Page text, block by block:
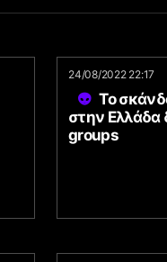
24/08/2022 22:17
Το
στην Ελλάδα
groups